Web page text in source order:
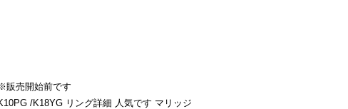
売開始前です
/K18YG リング詳細 人気です マリッジ